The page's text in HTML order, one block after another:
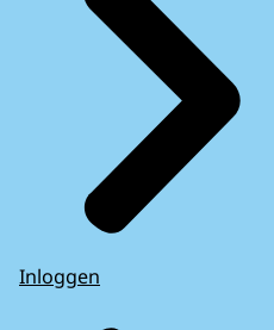
Inloggen